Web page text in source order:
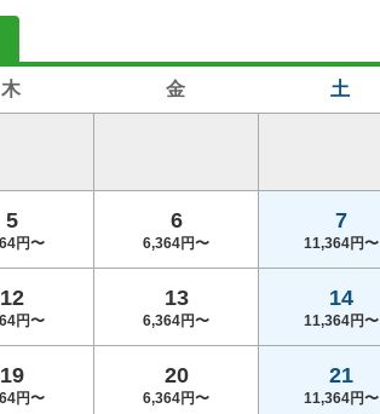
木 金 土
5
円〜
6
6,364円〜
7
11,364円〜
12
円〜
13
6,364円〜
14
11,364円〜
19
円〜
20
6,364円〜
21
11,364円〜